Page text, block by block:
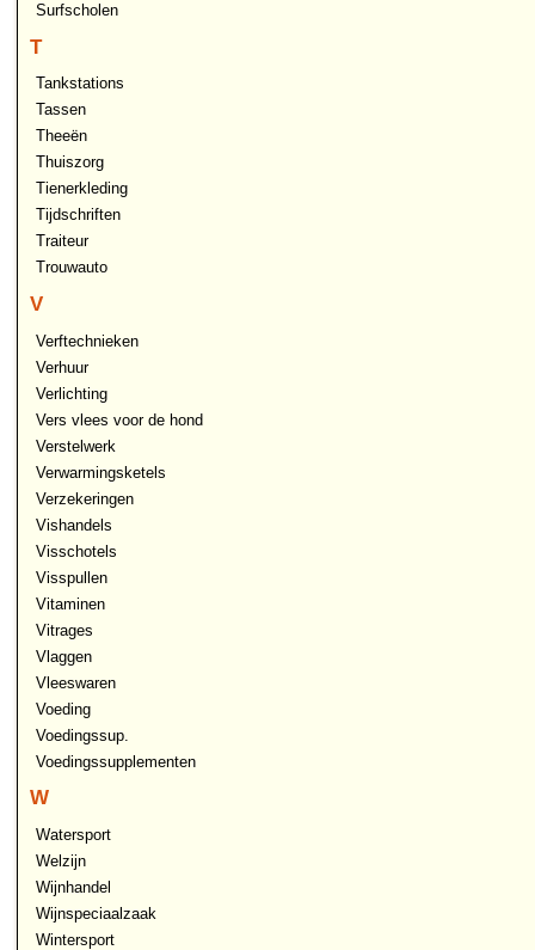
Surfscholen
T
Tankstations
Tassen
Theeën
Thuiszorg
Tienerkleding
Tijdschriften
Traiteur
Trouwauto
V
Verftechnieken
Verhuur
Verlichting
Vers vlees voor de hond
Verstelwerk
Verwarmingsketels
Verzekeringen
Vishandels
Visschotels
Visspullen
Vitaminen
Vitrages
Vlaggen
Vleeswaren
Voeding
Voedingssup.
Voedingssupplementen
W
Watersport
Welzijn
Wijnhandel
Wijnspeciaalzaak
Wintersport